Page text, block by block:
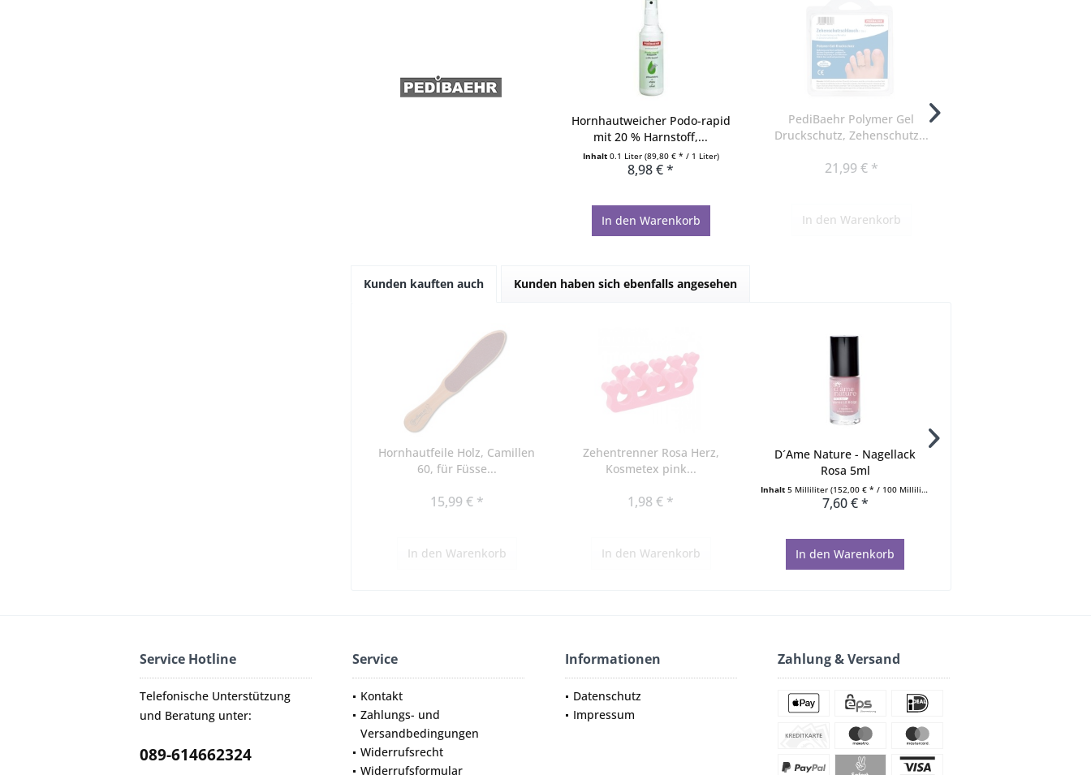
Hornhautweicher Podo-rapid
mit 20 % Harnstoff,...
Inhalt 0.1 Liter (89,80 € * / 1 Liter)
8,98 € *
In den Warenkorb
PediBaehr Polymer Gel
Druckschutz, Zehenschutz...
21,99 € *
In den Warenkorb
Kunden kauften auch Kunden haben sich ebenfalls angesehen
Hornhautfeile Holz, Camillen
60, für Füsse...
15,99 € *
In den Warenkorb
Zehentrenner Rosa Herz,
Kosmetex pink...
1,98 € *
In den Warenkorb
D´Ame Nature - Nagellack
Rosa 5ml
Inhalt 5 Milliliter (152,00 € * / 100 Milliliter)
7,60 € *
In den Warenkorb
Service Hotline
Telefonische Unterstützung
und Beratung unter:
089-614662324
Service
Kontakt
Zahlungs- und
Versandbedingungen
Widerrufsrecht
Widerrufsformular
Informationen
Datenschutz
Impressum
Zahlung & Versand